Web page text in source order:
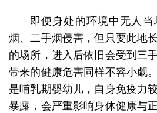
即便身处的环境中无人
烟、二手烟侵害，但只要此地
的场所，进入后依旧会受到三
带来的健康危害同样不容小觑
是哺乳期婴幼儿，自身免疫力
暴露，会严重影响身体健康与